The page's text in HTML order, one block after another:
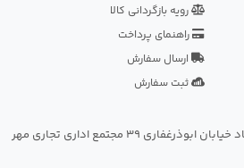
رویه بازگردانی کالا
راهنمای پرداخت
ارسال سفارش
ثبت سفارش
نشانی: مشهد بلوار احمدآباد خیابان ابوذرغفاری 39 مجتمع اداری تجاری مهر